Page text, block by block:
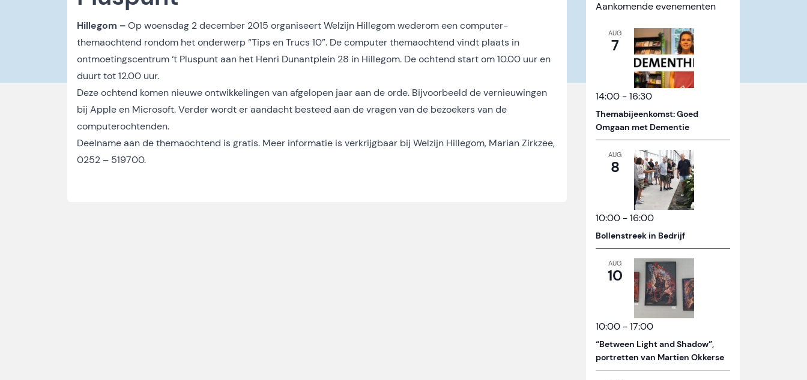
Hillegom –Op woensdag 2 december 2015 organiseert Welzijn Hillegom wederom een computer-
themaochtend rondom het onderwerp “Tips en Trucs 10”. De computer themaochtend vindt plaats in
ontmoetingscentrum ‘t Pluspunt aan het Henri Dunantplein 28 in Hillegom. De ochtend start om 10.00 uur en
duurt tot 12.00 uur.
Deze ochtend komen nieuwe ontwikkelingen van afgelopen jaar aan de orde. Bijvoorbeeld de vernieuwingen
bij Apple en Microsoft. Verder wordt er aandacht besteed aan de vragen van de bezoekers van de
computerochtenden.
Deelname aan de themaochtend is gratis. Meer informatie is verkrijgbaar bij Welzijn Hillegom, Marian Zirkzee,
0252 – 519700.
Aankomende evenementen
AUG
7
14:00 -16:30
Themabijeenkomst: Goed
Omgaan met Dementie
AUG
8
10:00 -16:00
Bollenstreek in Bedrijf
AUG
10
10:00 -17:00
“Between Light and Shadow”,
portretten van Martien Okkerse